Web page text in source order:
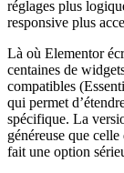
réglages plus
responsive plus
Là où Elementor
centaines de
compatibles
qui permet
spécifique. La
généreuse que
fait une option